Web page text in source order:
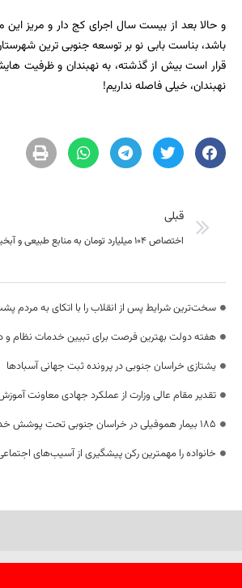
و حالا بعد از بیست سال اجرای کج دار و مریز
باشد، بناست بابی نو بر توسعه جنوبی ترین
قرار است بیش از گذشته، به نهبندان و ظرفیت
نهبندان، خیلی فاصله نداریم!
قبلی
سخت‌ترین شرایط پس از انقلاب را با اتکای به مردم
هفته دولت بهترین فرصت برای تبیین خدمات نظام و
یشتازی خراسان جنوبی در پرونده ثبت جهانی آسبادها
تقدیر مقام عالی وزارت از عملکرد جهادی معاونت آموزش ابتدایی خراسان
۱۸۵ بیمار هموفیلی در خراسان جنوبی تحت پوشش خدمات بیمه سلامت قرار دارند
خانواده را مهمترین رکن پیشگیری از آسیب‌های